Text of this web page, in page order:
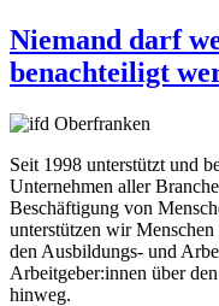
Niemand darf
benachteiligt
Seit 1998 unterstützt und
Unternehmen aller
Beschäftigung von
unterstützen wir
den Ausbildungs- und
Arbeitgeber:innen über
hinweg.